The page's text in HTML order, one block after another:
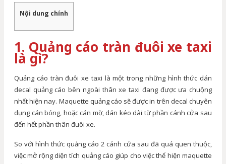
Nội dung chính
1. Quảng cáo tràn đuôi xe taxi
là gì?
Quảng cáo tràn đuôi xe taxi là một trong những hình thức dán
decal quảng cáo bên ngoài thân xe taxi đang được ưa chuộng
nhất hiện nay. Maquette quảng cáo sẽ được in trên decal chuyên
dụng cán bóng, hoặc cán mờ, dán kéo dài từ phần cánh cửa sau
đến hết phần thân đuôi xe.
So với hình thức quảng cáo 2 cánh cửa sau đã quá quen thuộc,
việc mở rộng diện tích quảng cáo giúp cho việc thể hiện maquette